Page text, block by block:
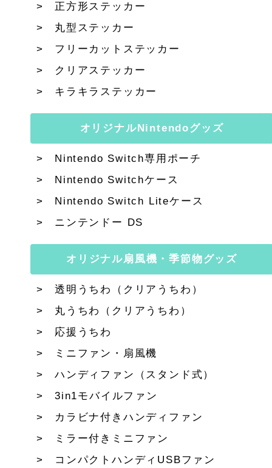
正方形ステッカー
丸型ステッカー
フリーカットステッカー
クリアステッカー
キラキラステッカー
オリジナルNintendoグッズ
Nintendo Switch専用ポーチ
Nintendo Switchケース
Nintendo Switch Liteケース
ニンテンドー DS
オリジナル扇風機・季節物グッズ
透明うちわ（クリアうちわ）
丸うちわ（クリアうちわ）
応援うちわ
ミニファン・扇風機
ハンディファン（スタンド式）
3in1モバイルファン
カラビナ付きハンディファン
ミラー付きミニファン
コンパクトハンディUSBファン